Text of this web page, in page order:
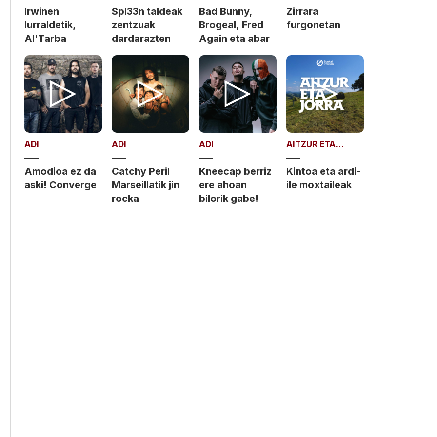
Irwinen
lurraldetik,
Al'Tarba
Spl33n taldeak
zentzuak
dardarazten
Bad Bunny,
Brogeal, Fred
Again eta abar
Zirrara
furgonetan
ADI
Amodioa ez da
aski! Converge
ADI
Catchy Peril
Marseillatik jin
rocka
ADI
Kneecap berriz
ere ahoan
bilorik gabe!
AITZUR ETA
JORRA
Kintoa eta ardi-
ile moxtaileak